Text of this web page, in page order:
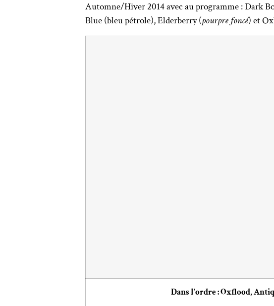
Automne/Hiver 2014 avec au programme : Dark
Blue (bleu pétrole), Elderberry (pourpre foncé) et
Dans l’ordre : Oxflood,